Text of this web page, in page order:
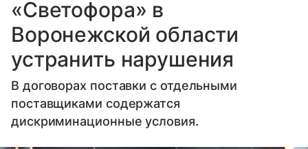
«Светофора» в
Воронежской области
устранить нарушения
В договорах поставки с отдельными
поставщиками содержатся
дискриминационные условия.